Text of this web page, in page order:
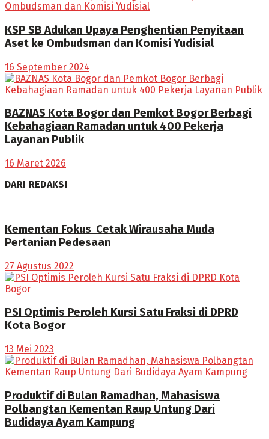
KSP SB Adukan Upaya Penghentian Penyitaan
Aset ke Ombudsman dan Komisi Yudisial
16 September 2024
BAZNAS Kota Bogor dan Pemkot Bogor Berbagi
Kebahagiaan Ramadan untuk 400 Pekerja
Layanan Publik
16 Maret 2026
DARI REDAKSI
Kementan Fokus Cetak Wirausaha Muda
Pertanian Pedesaan
27 Agustus 2022
PSI Optimis Peroleh Kursi Satu Fraksi di DPRD
Kota Bogor
13 Mei 2023
Produktif di Bulan Ramadhan, Mahasiswa
Polbangtan Kementan Raup Untung Dari
Budidaya Ayam Kampung